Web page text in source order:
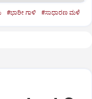
#ಭಾರೀ ಗಾಳಿ #ಸಾಧಾರಣ ಮಳೆ